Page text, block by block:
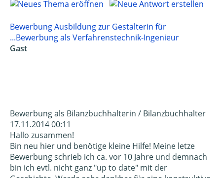
Bewerbung Ausbildung zur Gestalterin für
...Bewerbung als Verfahrenstechnik-Ingenieur
Gast
Bewerbung als Bilanzbuchhalterin / Bilanzbuchhalter
17.11.2014 00:11
Hallo zusammen!
Bin neu hier und benötige kleine Hilfe! Meine letze
Bewerbung schrieb ich ca. vor 10 Jahre und demnach
bin ich evtl. nicht ganz "up to date" mit der